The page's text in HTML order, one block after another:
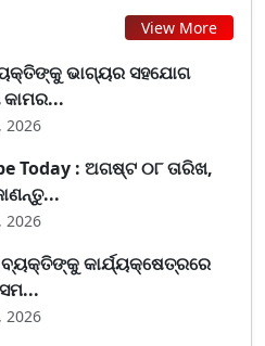
View More
ଭାଗ୍ୟର ସହଯୋଗ
2026
Today : ଅଗଷ୍ଟ ୦୮ ତାରିଖ,
2026
ବ୍ୟକ୍ତିଙ୍କୁ କାର୍ଯ୍ୟକ୍ଷେତ୍ରରେ
2026